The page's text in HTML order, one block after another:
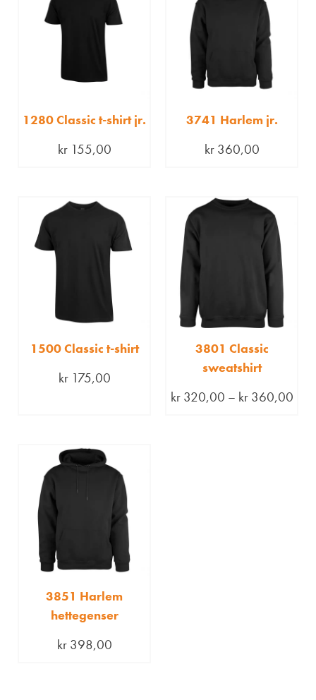
1280 Classic t-shirt jr.
kr155,00
3741 Harlem jr.
kr360,00
1500 Classic t-shirt
kr175,00
3801 Classic
sweatshirt
kr320,00 – kr360,00
3851 Harlem
hettegenser
kr398,00